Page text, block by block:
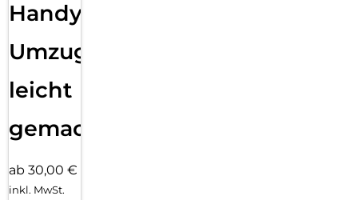
Handy
Umzug
leicht
gemacht!
ab 30,00 €
inkl. MwSt.